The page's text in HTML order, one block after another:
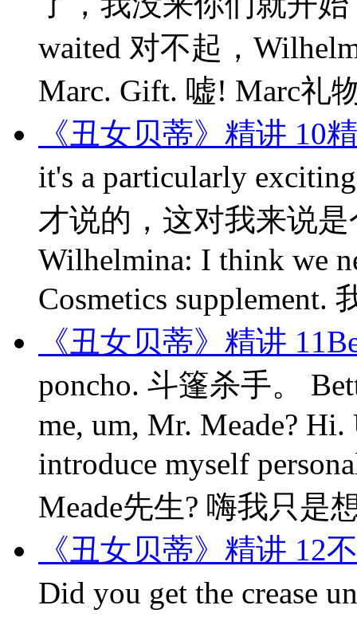
waited 对不起，
Marc. Gift. 嘘! Marc礼
《丑女贝蒂》精讲 10
it's a particularly
才说的，这对我来说
Wilhelmina: I think we
Cosmetics
《丑女贝蒂》精讲
poncho. 斗篷杀手。
me, um, Mr. Meade?
introduce myself
Meade先生? 嗨我只是
《丑女贝蒂》精讲 12
Did you get the crease